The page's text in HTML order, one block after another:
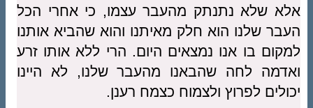
אלא שלא נתנתק מהעבר עצמו, כי אחרי הכל
העבר שלנו הוא חלק מאיתנו והוא שהביא אותנו
למקום בו אנו נמצאים היום. הרי ללא אותו זרע
ואדמה לחה שהבאנו מהעבר שלנו, לא היינו
יכולים לפרוץ ולצמוח כצמח רענן.